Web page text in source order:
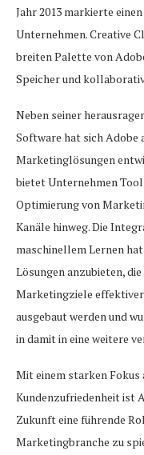
Jahr 2013 markierte
Unternehmen. Creative
breiten Palette von
Speicher und
Neben seiner
Software hat sich Adobe
Marketinglösungen
bietet Unternehmen
Optimierung von
Kanäle hinweg. Die
maschinellem Lernen
Lösungen anzubieten,
Marketingziele
ausgebaut werden und
in damit in eine weitere
Mit einem starken
Kundenzufriedenheit ist
Zukunft eine führende
Marketingbranche zu